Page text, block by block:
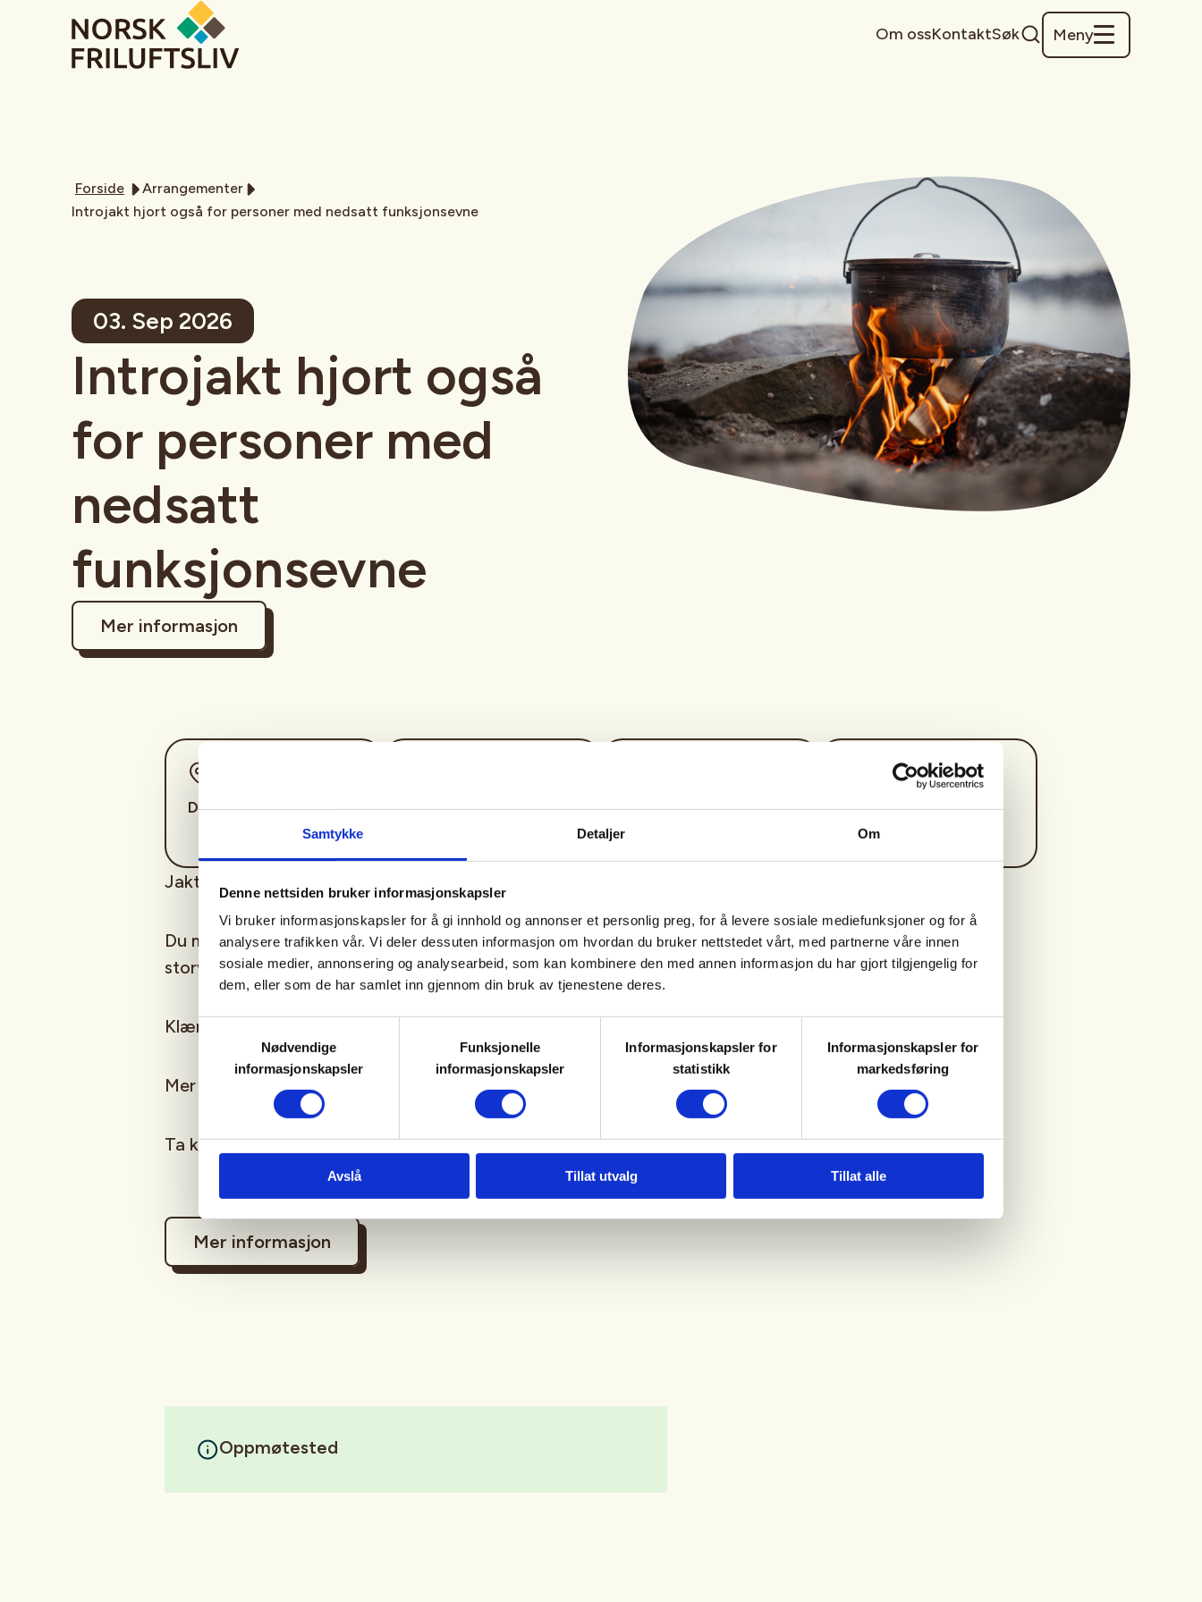
Samtykke Detaljer Om
Denne nettsiden bruker informasjonskapsler
Vi bruker informasjonskapsler for å gi innhold og annonser et personlig preg, for å levere sosiale mediefunksjoner og for å
analysere trafikken vår. Vi deler dessuten informasjon om hvordan du bruker nettstedet vårt, med partnerne våre innen
sosiale medier, annonsering og analysearbeid, som kan kombinere den med annen informasjon du har gjort tilgjengelig for
dem, eller som de har samlet inn gjennom din bruk av tjenestene deres.
Samtykkevalg
Nødvendige
informasjonskapsler
Funksjonelle
informasjonskapsler
Informasjonskapsler for
statistikk
Informasjonskapsler for
markedsføring
Avslå Tillat utvalg Tillat alle
Om ossKontaktSøk Meny
Forside
Arrangementer
Introjakt hjort også for personer med nedsatt funksjonsevne
03. Sep 2026
Introjakt hjort også
for personer med
nedsatt
funksjonsevne
Mer informasjon
Drangedal
03. Sep 2026
Drangedal JFF
Kontaktperson
https://47604862
bbo2@live.no
Jakten foregår ved drivjakt med og uten hund.
Du må ha betalt jegeravgift og du må ha godkjent
storviltprøve.
Klær etter forhold, ha med litt mat og drikke.
Mer info vil komme når jakta nærmer seg.
Ta kontakt om du lurer på noe.
Mer informasjon
Oppmøtested